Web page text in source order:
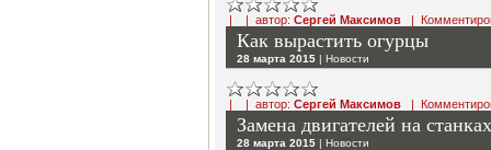
| | автор: Сергей Максимов |
Как вырастить огурцы
28 марта 2015 | Новости
| | автор: Сергей Максимов |
Замена двигателей на станках
28 марта 2015 | Новости